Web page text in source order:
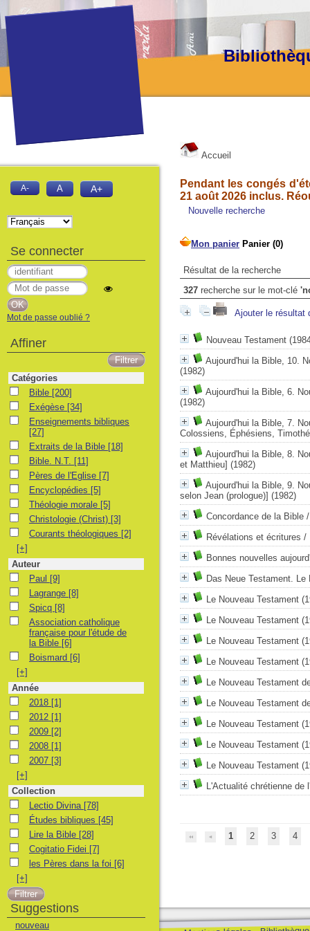
Accueil
Pendant les congés
21 août 2026 inclus.
Nouvelle recherche
Résultat de la recherche
327 recherche sur le mot-clé
Ajouter le résultat
Nouveau Testament
Aujourd'hui la Bible, 10.
(1982)
Aujourd'hui la Bible, 6.
(1982)
Aujourd'hui la Bible, 7.
Colossiens, Éphésiens,
Aujourd'hui la Bible, 8.
et Matthieu] (1982)
Aujourd'hui la Bible, 9.
selon Jean (prologue)] (1982)
Concordance de la Bible
Révélations et écritures /
Bonnes nouvelles
Das Neue Testament.
Le Nouveau Testament
Le Nouveau Testament
Le Nouveau Testament
Le Nouveau Testament
Le Nouveau Testament
Le Nouveau Testament
Le Nouveau Testament
Le Nouveau Testament
Le Nouveau Testament
L'Actualité chrétienne de
1 2 3 4
A- A A+
Se connecter
Mot de passe oublié ?
Affiner
Catégories
Bible Bible [200]
ExégèseExégèse [34]
Enseignements bibliques
Enseignements bibliques
[27]
Extraits de la Bible
Extraits de la Bible [18]
Bible. N.T.Bible. N.T. [11]
Pères de l'Eglise
Pères de l'Eglise [7]
Encyclopédies
Encyclopédies [5]
Théologie morale
Théologie morale [5]
Christologie (Christ)
Christologie (Christ) [3]
Courants théologiques
Courants théologiques [2]
[+]
Auteur
Paul
Paul [9]
LagrangeLagrange [8]
SpicqSpicq [8]
Association catholique française pour l'étude de la Bible
Association catholique
française pour l'étude de
la Bible [6]
BoismardBoismard [6]
[+]
Année
2018 2018 [1]
2012 2012 [1]
2009 2009 [2]
2008 2008 [1]
2007 2007 [3]
[+]
Collection
Lectio Divina
Lectio Divina [78]
Études bibliques
Études bibliques [45]
Lire la BibleLire la Bible [28]
Cogitatio Fidei
Cogitatio Fidei [7]
les Pères dans la foi
les Pères dans la foi [6]
[+]
Suggestions
nouveau